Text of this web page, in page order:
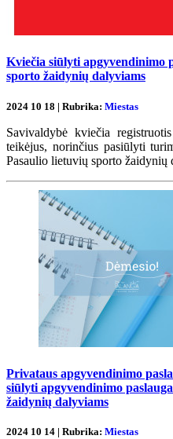
Kviečia siūlyti apgyvendinimo
sporto žaidynių dalyviams
2024 10 18 | Rubrika: Miestas
Savivaldybė kviečia
teikėjus, norinčius pasiūlyti
Pasaulio lietuvių sporto žaidynių
Privataus apgyvendinimo
siūlyti apgyvendinimo
žaidynių dalyviams
2024 10 14 | Rubrika: Miestas